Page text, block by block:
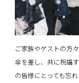
ご家族やゲストの方
傘を差し、共に祝福
の皆様にとっても忘